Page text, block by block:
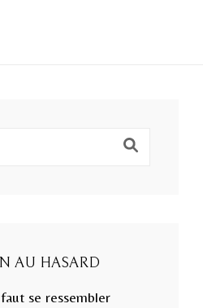
AU HASARD
se ressembler